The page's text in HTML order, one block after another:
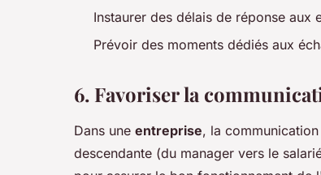
Instaurer des délais de réponse aux
Prévoir des moments dédiés aux
6. Favoriser la
Dans une entreprise, la
descendante (du manager vers le